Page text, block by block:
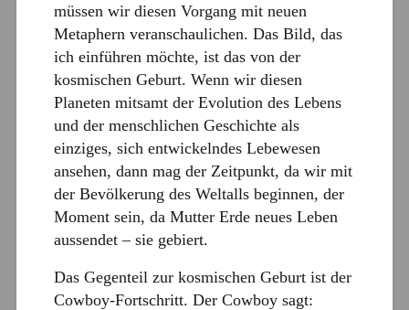
müssen wir diesen Vorgang mit neuen
Metaphern veranschaulichen. Das Bild, das
ich einführen möchte, ist das von der
kosmischen Geburt. Wenn wir diesen
Planeten mitsamt der Evolution des Lebens
und der menschlichen Geschichte als
einziges, sich entwickelndes Lebewesen
ansehen, dann mag der Zeitpunkt, da wir mit
der Bevölkerung des Weltalls beginnen, der
Moment sein, da Mutter Erde neues Leben
aussendet – sie gebiert.
Das Gegenteil zur kosmischen Geburt ist der
Cowboy-Fortschritt. Der Cowboy sagt: